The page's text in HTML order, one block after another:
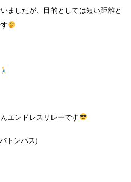
ましたが、目的としては短い距離と
エンドレスリレーです
トンパス)